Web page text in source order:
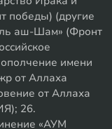
победы) (другие
аш-Шам» (Фронт
имени
от Аллаха
от Аллаха
26.
«АУМ